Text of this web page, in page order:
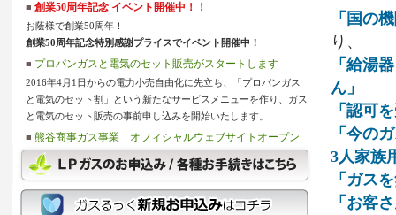
■ 創業50周年記念 イベント開催中！！
お蔭様で創業50周年！
創業50周年記念特別感謝プライスでイベント開催中！
■ プロパンガスと電気のセット販売がスタートします
2016年4月1日からの電力小売自由化に先立ち、「プロパンガス
と電気のセット割」という新たなサービスメニューを作り、ガス
と電気のセット販売の事前申し込みを開始いたします。
■ 熊谷商事ガス事業 オフィシャルウェブサイトオープン
日頃より格別のご愛顧をいただき誠にありがとうございます。
このたび、熊谷商事ではLPガス事業のオフィシャルサイトをリ
ニューアルオープン致しました。
当サイトでは、ＬＰガスに関連する様々なサービスをご案内いた
「国の
り、
「給湯
ん」
「認可
「今の
3人家族
「ガス
「お客